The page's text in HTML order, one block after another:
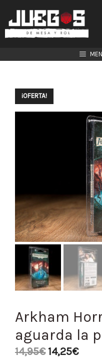
contenido
¡OFERTA!
Arkham
aguarda la
14,95€ 14,25€